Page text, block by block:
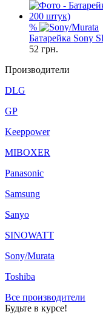
%
Батарейка Sony
52 грн.
Производители
DLG
GP
Keeppower
MIBOXER
Panasonic
Samsung
Sanyo
SINOWATT
Sony/Murata
Toshiba
Все производители
Будьте в курсе!